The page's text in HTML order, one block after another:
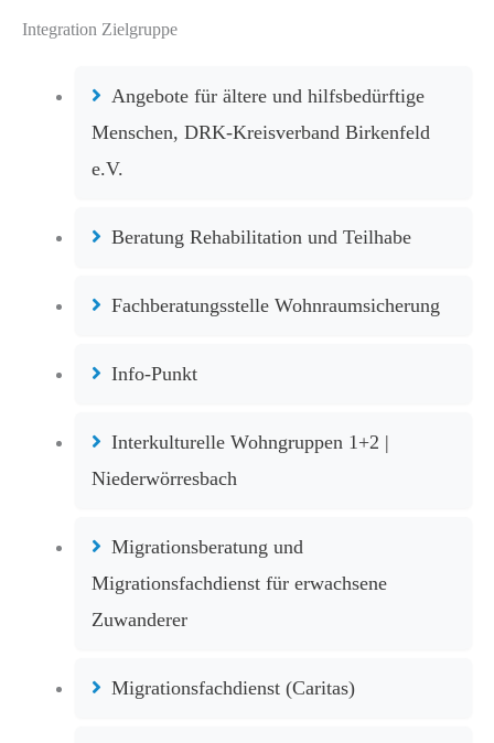
Integration Zielgruppe
Angebote für ältere und hilfsbedürftige
Menschen, DRK-Kreisverband Birkenfeld
e.V.
Beratung Rehabilitation und Teilhabe
Fachberatungsstelle Wohnraumsicherung
Info-Punkt
Interkulturelle Wohngruppen 1+2 |
Niederwörresbach
Migrationsberatung und
Migrationsfachdienst für erwachsene
Zuwanderer
Migrationsfachdienst (Caritas)